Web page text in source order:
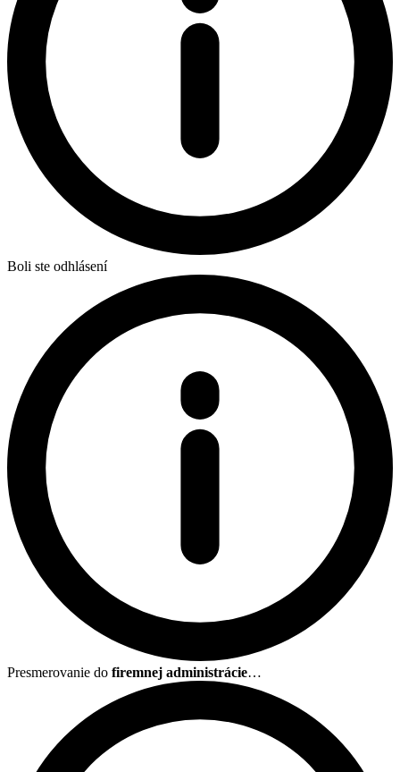
Boli ste odhlásení
Presmerovanie do firemnej administrácie…